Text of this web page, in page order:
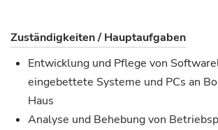
Zuständigkeiten / Hauptaufgaben
Entwicklung und Pflege von
eingebettete Systeme und PCs an
Haus
Analyse und Behebung von